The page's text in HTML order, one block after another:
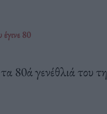
80
80ά γενέθλιά του τη